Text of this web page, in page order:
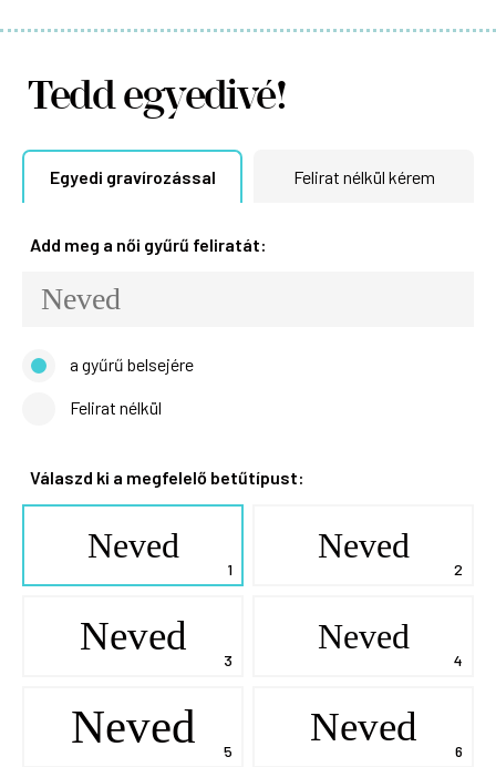
Tedd egyedivé!
Egyedi gravírozással Felirat nélkül kérem
Add meg a női gyűrű feliratát:
a gyűrű belsejére
Felirat nélkül
Válaszd ki a megfelelő betűtípust:
Neved Neved
Neved Neved
Neved Neved